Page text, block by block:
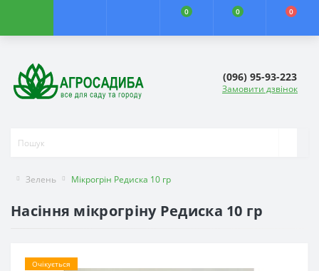
0 0 0
(096) 95-93-223
Замовити дзвінок
Зелень Мікрогрін Редиска 10 гр
Насіння мікрогріну Редиска 10 гр
Очікується